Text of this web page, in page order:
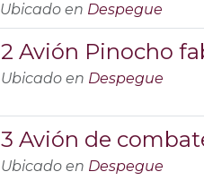
Ubicado en Despegue
2 Avión Pinocho
Ubicado en Despegue
3 Avión de
Ubicado en Despegue